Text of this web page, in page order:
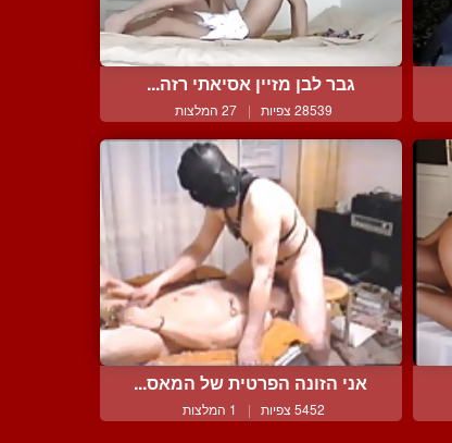
גבר לבן מזיין אסיאתי רזה...
28539 צפיות | 27 המלצות
אני הזונה הפרטית של המאס...
5452 צפיות | 1 המלצות